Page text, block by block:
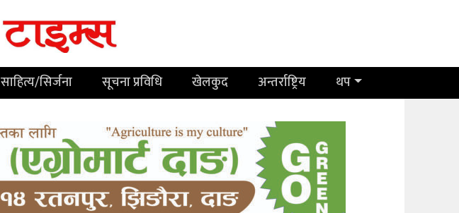
साहित्य/सिर्जना सूचना प्रविधि खेलकुद अन्तर्राष्ट्रिय थप